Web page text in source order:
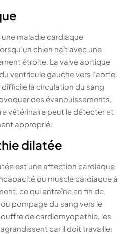
maladie cardiaque
chien naît avec une
étroite. La valve aortique
ventricule gauche vers l’aorte.
la circulation du sang
des évanouissements,
vétérinaire peut le détecter et
approprié.
dilatée
est une affection cardiaque
du muscle cardiaque à
ce qui entraîne en fin de
pompage du sang vers le
de cardiomyopathie, les
car il doit travailler